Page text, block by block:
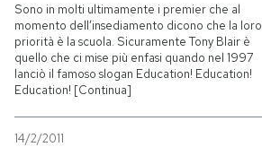
Sono in molti ultimamente i premier che al
momento dell’insediamento dicono che la loro
priorità è la scuola. Sicuramente Tony Blair è
quello che ci mise più enfasi quando nel 1997
lanciò il famoso slogan Education! Education!
Education! [Continua]
14/2/2011